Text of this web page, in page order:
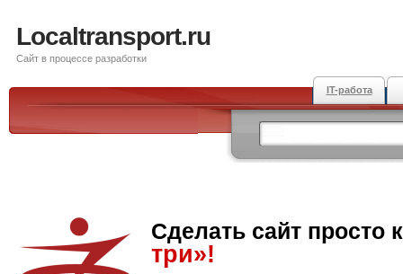
Localtransport.ru
Сайт в процессе разработки
IT-работа
Сделать сайт просто
три»!